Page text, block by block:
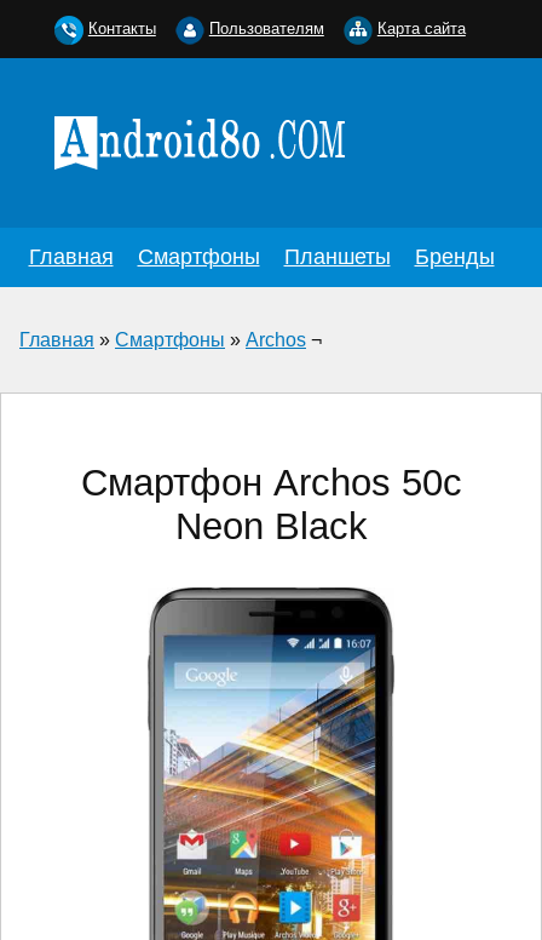
Главная Смартфоны Планшеты Бренды
Главная » Смартфоны » Archos ¬
Смартфон Archos 50c
Neon Black
Контакты Пользователям Карта сайта